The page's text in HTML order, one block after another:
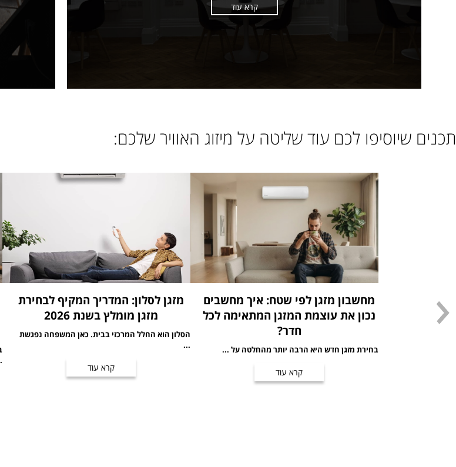
קרא עוד
תכנים שיוסיפו לכם עוד שליטה על מיזוג האוויר שלכם:
מחשבון מזגן לפי שטח: איך מחשבים
נכון את עוצמת המזגן המתאימה לכל
חדר?
בחירת מזגן חדש היא הרבה יותר מהחלטה על ...
קרא עוד
מזגן לסלון: המדריך המקיף לבחירת
מזגן מומלץ בשנת 2026
הסלון הוא החלל המרכזי בבית. כאן המשפחה נפגשת
...
קרא עוד